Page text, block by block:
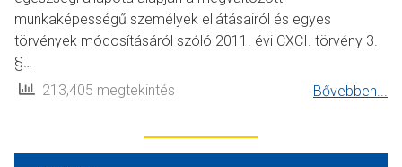
munkaképességű személyek ellátásairól és egyes
törvények módosításáról szóló 2011. évi CXCI. törvény 3.
§…
213,405 megtekintés
Bővebben...